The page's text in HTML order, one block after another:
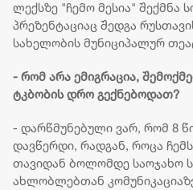
ლექსზე "ჩემო მესია" შექმნა
პრეზენტაციაც შედგა
სახელობის მუნიციპალურ
- რომ არა ემიგრაცია,
ტკბობის დრო გექნებოდათ?
- დარწმუნებული ვარ, რომ 8
დავწერდი, რადგან, როცა ჩემს
თავიდან ბოლომდე საოჯახო
ახლობლებთან